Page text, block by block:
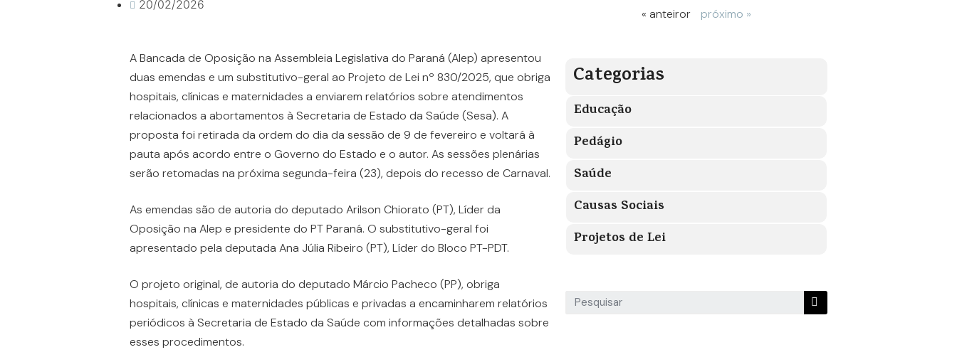
20/02/2026
A Bancada de Oposição na Assembleia Legislativa do Paraná (Alep) apresentou
duas emendas e um substitutivo-geral ao Projeto de Lei nº 830/2025, que obriga
hospitais, clínicas e maternidades a enviarem relatórios sobre atendimentos
relacionados a abortamentos à Secretaria de Estado da Saúde (Sesa). A
proposta foi retirada da ordem do dia da sessão de 9 de fevereiro e voltará à
pauta após acordo entre o Governo do Estado e o autor. As sessões plenárias
serão retomadas na próxima segunda-feira (23), depois do recesso de Carnaval.
As emendas são de autoria do deputado Arilson Chiorato (PT), Líder da
Oposição na Alep e presidente do PT Paraná. O substitutivo-geral foi
apresentado pela deputada Ana Júlia Ribeiro (PT), Líder do Bloco PT-PDT.
O projeto original, de autoria do deputado Márcio Pacheco (PP), obriga
hospitais, clínicas e maternidades públicas e privadas a encaminharem relatórios
periódicos à Secretaria de Estado da Saúde com informações detalhadas sobre
esses procedimentos.
« anteiror próximo »
Categorias
Educação
Pedágio
Saúde
Causas Sociais
Projetos de Lei